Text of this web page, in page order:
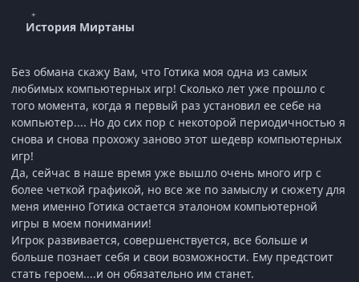
История Миртаны
Без обмана скажу Вам, что Готика моя одна из самых
любимых компьютерных игр! Сколько лет уже прошло с
того момента, когда я первый раз установил ее себе на
компьютер.... Но до сих пор с некоторой периодичностью я
снова и снова прохожу заново этот шедевр компьютерных
игр!
Да, сейчас в наше время уже вышло очень много игр с
более четкой графикой, но все же по замыслу и сюжету для
меня именно Готика остается эталоном компьютерной
игры в моем понимании!
Игрок развивается, совершенствуется, все больше и
больше познает себя и свои возможности. Ему предстоит
стать героем....и он обязательно им станет.